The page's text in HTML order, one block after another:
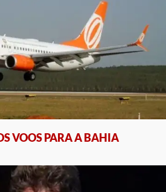
VOOS PARA A BAHIA